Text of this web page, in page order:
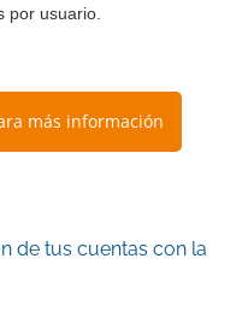
por usuario.
más información
de tus cuentas con la